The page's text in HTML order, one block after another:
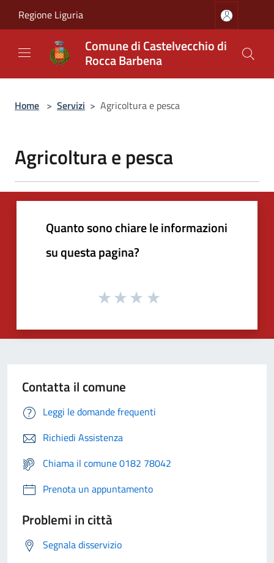
Regione Liguria
Comune di Castelvecchio di
Rocca Barbena
Home > Servizi > Agricoltura e pesca
Agricoltura e pesca
Quanto sono chiare le informazioni
su questa pagina?
Contatta il comune
Leggi le domande frequenti
Richiedi Assistenza
Chiama il comune 0182 78042
Prenota un appuntamento
Problemi in città
Segnala disservizio